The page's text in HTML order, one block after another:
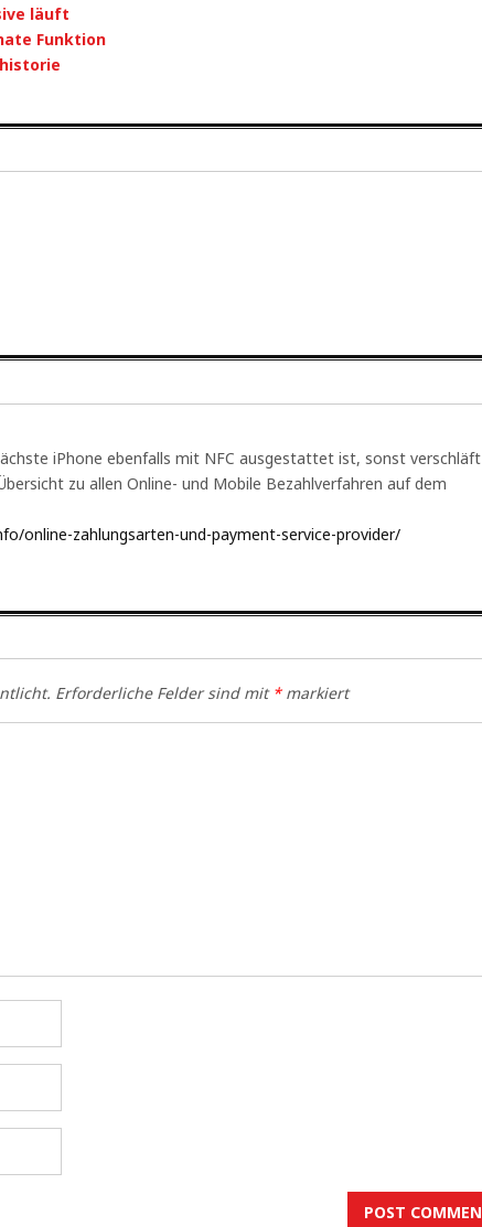
läuft
Funktion
iPhone ebenfalls mit NFC ausgestattet ist, sonst verschläft
zu allen Online- und Mobile Bezahlverfahren auf dem
online-zahlungsarten-und-payment-service-provider/
Erforderliche Felder sind mit *markiert